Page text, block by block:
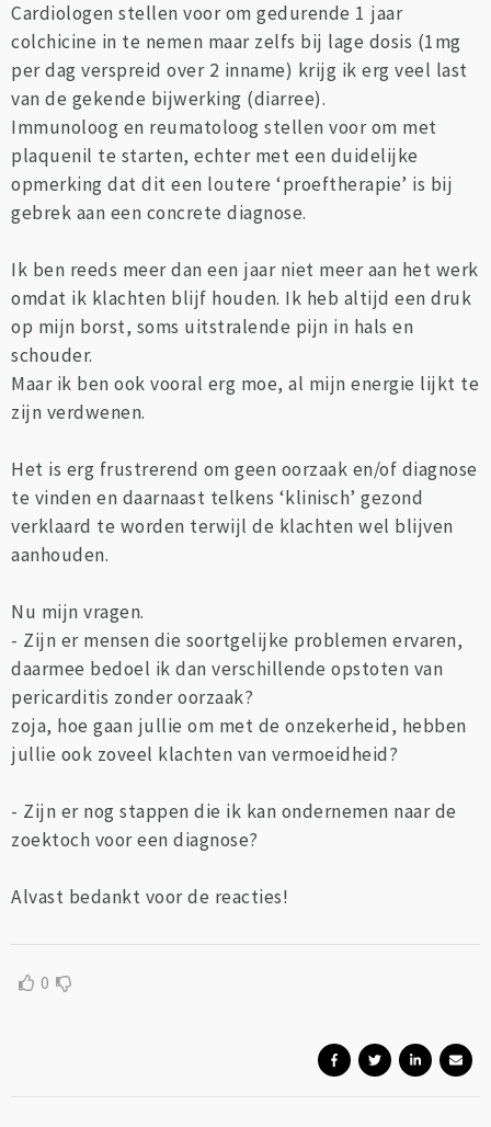
Cardiologen stellen voor om gedurende 1 jaar
colchicine in te nemen maar zelfs bij lage dosis (1mg
per dag verspreid over 2 inname) krijg ik erg veel last
van de gekende bijwerking (diarree).
Immunoloog en reumatoloog stellen voor om met
plaquenil te starten, echter met een duidelijke
opmerking dat dit een loutere ‘proeftherapie’ is bij
gebrek aan een concrete diagnose.
Ik ben reeds meer dan een jaar niet meer aan het werk
omdat ik klachten blijf houden. Ik heb altijd een druk
op mijn borst, soms uitstralende pijn in hals en
schouder.
Maar ik ben ook vooral erg moe, al mijn energie lijkt te
zijn verdwenen.
Het is erg frustrerend om geen oorzaak en/of diagnose
te vinden en daarnaast telkens ‘klinisch’ gezond
verklaard te worden terwijl de klachten wel blijven
aanhouden.
Nu mijn vragen.
- Zijn er mensen die soortgelijke problemen ervaren,
daarmee bedoel ik dan verschillende opstoten van
pericarditis zonder oorzaak?
zoja, hoe gaan jullie om met de onzekerheid, hebben
jullie ook zoveel klachten van vermoeidheid?
- Zijn er nog stappen die ik kan ondernemen naar de
zoektoch voor een diagnose?
Alvast bedankt voor de reacties!
0